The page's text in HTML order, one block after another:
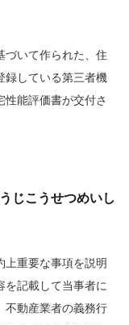
づいて作られた、住
録している第三者機
性能評価書が交付さ
じこうせつめいし
上重要な事項を説明
を記載して当事者に
不動産業者の義務行